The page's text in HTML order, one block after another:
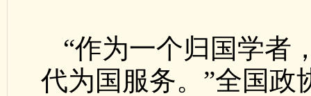
“作为一个归国学者
代为国服务。”全国政